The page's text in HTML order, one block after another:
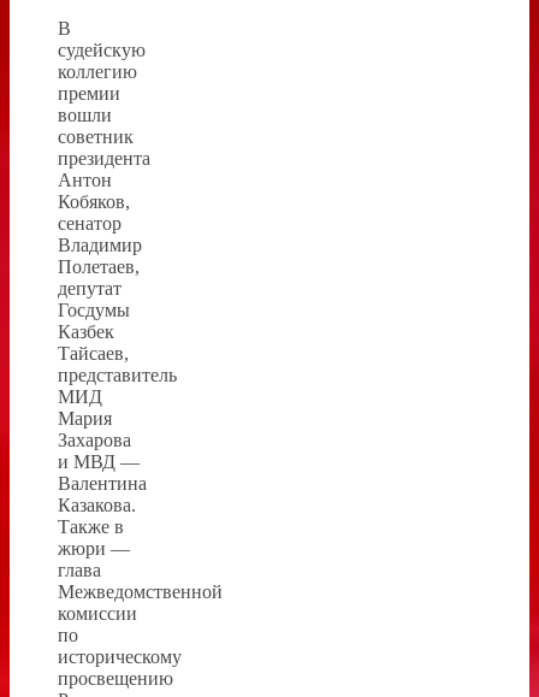
В
судейскую
коллегию
премии
вошли
советник
президента
Антон
Кобяков,
сенатор
Владимир
Полетаев,
депутат
Госдумы
Казбек
Тайсаев,
представитель
МИД
Мария
Захарова
и МВД —
Валентина
Казакова.
Также в
жюри —
глава
Межведомственной
комиссии
по
историческому
просвещению